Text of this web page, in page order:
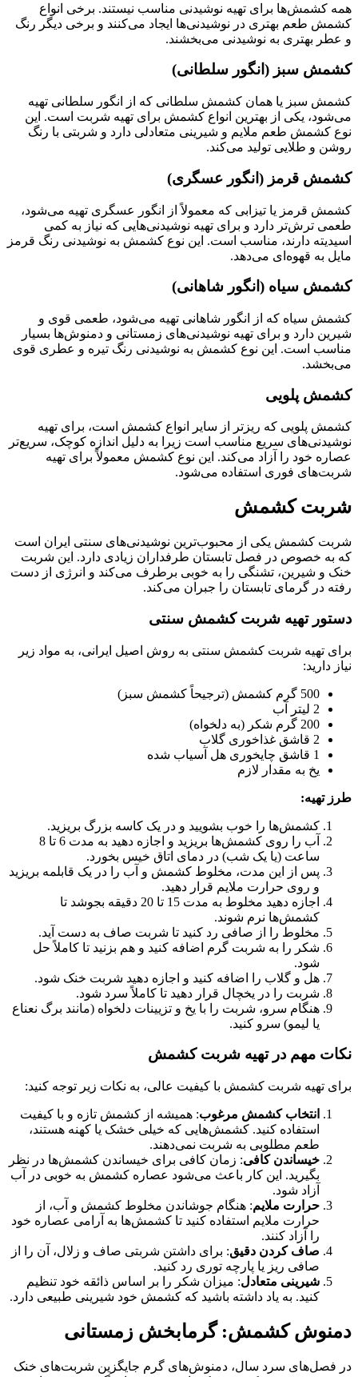
همه کشمش‌ها برای تهیه نوشیدنی مناسب نیستند. برخی انواع
کشمش طعم بهتری در نوشیدنی‌ها ایجاد می‌کنند و برخی دیگر رنگ
و عطر بهتری به نوشیدنی می‌بخشند.
کشمش سبز (انگور سلطانی)
کشمش سبز یا همان کشمش سلطانی که از انگور سلطانی تهیه
می‌شود، یکی از بهترین انواع کشمش برای تهیه شربت است. این
نوع کشمش طعم ملایم و شیرینی متعادلی دارد و شربتی با رنگ
روشن و طلایی تولید می‌کند.
کشمش قرمز (انگور عسگری)
کشمش قرمز یا تیزابی که معمولاً از انگور عسگری تهیه می‌شود،
طعمی ترش‌تر دارد و برای تهیه نوشیدنی‌هایی که نیاز به کمی
اسیدیته دارند، مناسب است. این نوع کشمش به نوشیدنی رنگ قرمز
مایل به قهوه‌ای می‌دهد.
کشمش سیاه (انگور شاهانی)
کشمش سیاه که از انگور شاهانی تهیه می‌شود، طعمی قوی و
شیرین دارد و برای تهیه نوشیدنی‌های زمستانی و دمنوش‌ها بسیار
مناسب است. این نوع کشمش به نوشیدنی رنگ تیره و عطری قوی
می‌بخشد.
کشمش پلویی
کشمش پلویی که ریزتر از سایر انواع کشمش است، برای تهیه
نوشیدنی‌های سریع مناسب است زیرا به دلیل اندازه کوچک، سریع‌تر
عصاره خود را آزاد می‌کند. این نوع کشمش معمولاً برای تهیه
شربت‌های فوری استفاده می‌شود.
شربت کشمش
شربت کشمش یکی از محبوب‌ترین نوشیدنی‌های سنتی ایران است
که به خصوص در فصل تابستان طرفداران زیادی دارد. این شربت
خنک و شیرین، تشنگی را به خوبی برطرف می‌کند و انرژی از دست
رفته در گرمای تابستان را جبران می‌کند.
دستور تهیه شربت کشمش سنتی
برای تهیه شربت کشمش سنتی به روش اصیل ایرانی، به مواد زیر
نیاز دارید:
500 گرم کشمش (ترجیحاً کشمش سبز)
2 لیتر آب
200 گرم شکر (به دلخواه)
2 قاشق غذاخوری گلاب
1 قاشق چایخوری هل آسیاب شده
یخ به مقدار لازم
طرز تهیه:
کشمش‌ها را خوب بشویید و در یک کاسه بزرگ بریزید.
آب را روی کشمش‌ها بریزید و اجازه دهید به مدت 6 تا 8
ساعت (یا یک شب) در دمای اتاق خیس بخورد.
پس از این مدت، مخلوط کشمش و آب را در یک قابلمه بریزید
و روی حرارت ملایم قرار دهید.
اجازه دهید مخلوط به مدت 15 تا 20 دقیقه بجوشد تا
کشمش‌ها نرم شوند.
مخلوط را از صافی رد کنید تا شربت صاف به دست آید.
شکر را به شربت گرم اضافه کنید و هم بزنید تا کاملاً حل
شود.
هل و گلاب را اضافه کنید و اجازه دهید شربت خنک شود.
شربت را در یخچال قرار دهید تا کاملاً سرد شود.
هنگام سرو، شربت را با یخ و تزیینات دلخواه (مانند برگ نعناع
یا لیمو) سرو کنید.
نکات مهم در تهیه شربت کشمش
برای تهیه شربت کشمش با کیفیت عالی، به نکات زیر توجه کنید:
انتخاب کشمش مرغوب: همیشه از کشمش تازه و با کیفیت
استفاده کنید. کشمش‌هایی که خیلی خشک یا کهنه هستند،
طعم مطلوبی به شربت نمی‌دهند.
خیساندن کافی: زمان کافی برای خیساندن کشمش‌ها در نظر
بگیرید. این کار باعث می‌شود عصاره کشمش به خوبی در آب
آزاد شود.
حرارت ملایم: هنگام جوشاندن مخلوط کشمش و آب، از
حرارت ملایم استفاده کنید تا کشمش‌ها به آرامی عصاره خود
را آزاد کنند.
صاف کردن دقیق: برای داشتن شربتی صاف و زلال، آن را از
صافی ریز یا پارچه توری رد کنید.
شیرینی متعادل: میزان شکر را بر اساس ذائقه خود تنظیم
کنید. به یاد داشته باشید که کشمش خود شیرینی طبیعی دارد.
دمنوش کشمش: گرمابخش زمستانی
در فصل‌های سرد سال، دمنوش‌های گرم جایگزین شربت‌های خنک